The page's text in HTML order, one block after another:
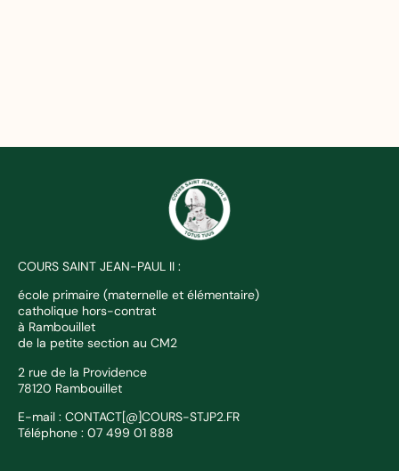
COURS SAINT JEAN-PAUL II :
école primaire (maternelle et élémentaire)
catholique hors-contrat
à Rambouillet
de la petite section au CM2
2 rue de la Providence
78120 Rambouillet
E-mail : CONTACT[@]COURS-STJP2.FR
Téléphone : 07 499 01 888